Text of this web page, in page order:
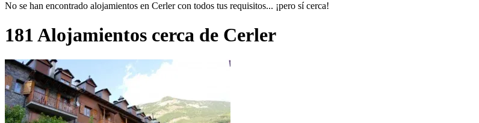
No se han encontrado alojamientos en Cerler con todos tus requisitos... ¡pero sí cerca!
181 Alojamientos cerca de Cerler